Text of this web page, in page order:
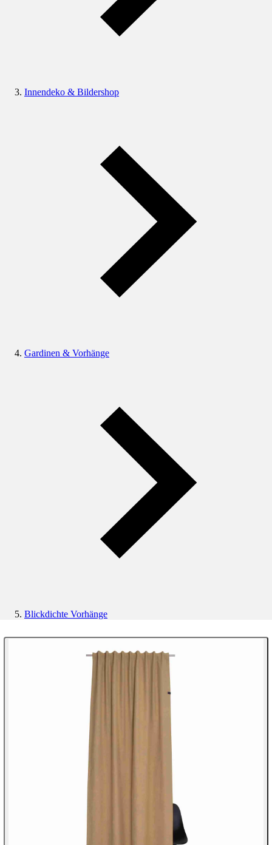
Innendeko & Bildershop
Gardinen & Vorhänge
Blickdichte Vorhänge